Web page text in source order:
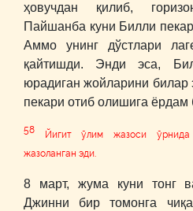
ҳовучдан қилиб,
Пайшанба куни Билли
Аммо унинг дўстлари
қайтишди. Энди эса,
юрадиган жойларини билар
пекари отиб олишига
58 Йигит ўлим жазоси ўрнида
жазоланган эди.
8 март, жума куни тонг
Джинни бир томонга